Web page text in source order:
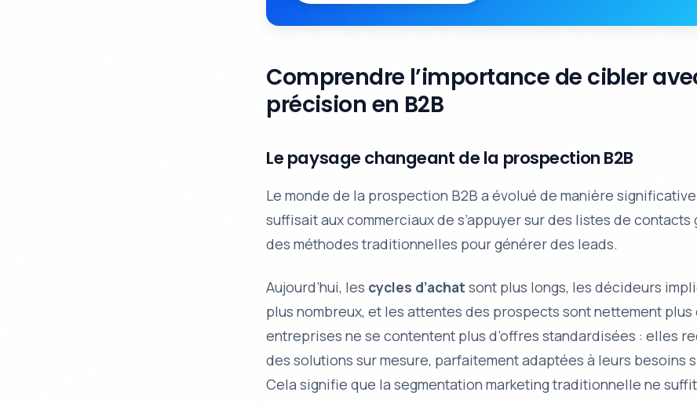
Comprendre l’importance de cibler
précision en B2B
Le paysage changeant de la prospection B2B
Le monde de la prospection B2B a évolué de manière
suffisait aux commerciaux de s’appuyer sur des listes de
des méthodes traditionnelles pour générer des leads.
Aujourd’hui, les cycles d’achat sont plus longs, les décideurs
plus nombreux, et les attentes des prospects sont nettement plus
entreprises ne se contentent plus d’offres standardisées : elles
dessolutions sur mesure, parfaitement adaptées à leurs besoins
Cela signifie que la segmentation marketing traditionnelle ne